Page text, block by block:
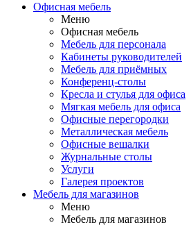
Офисная мебель
Меню
Офисная мебель
Мебель для персонала
Кабинеты руководителей
Мебель для приёмных
Конференц-столы
Кресла и стулья для офиса
Мягкая мебель для офиса
Офисные перегородки
Металлическая мебель
Офисные вешалки
Журнальные столы
Услуги
Галерея проектов
Мебель для магазинов
Меню
Мебель для магазинов